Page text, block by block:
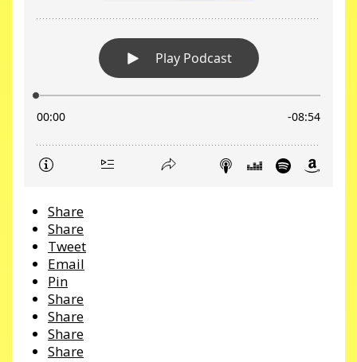
Share
Share
Tweet
Email
Pin
Share
Share
Share
Share